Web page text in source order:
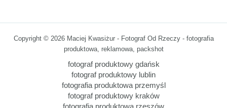
Copyright © 2026 Maciej Kwasiżur - Fotograf Od Rzeczy - fotografia
produktowa, reklamowa, packshot
fotograf produktowy gdańsk
fotograf produktowy lublin
fotografia produktowa przemyśl
fotograf produktowy kraków